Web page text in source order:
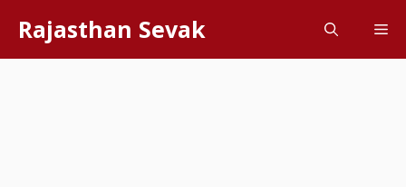
content
Rajasthan Sevak